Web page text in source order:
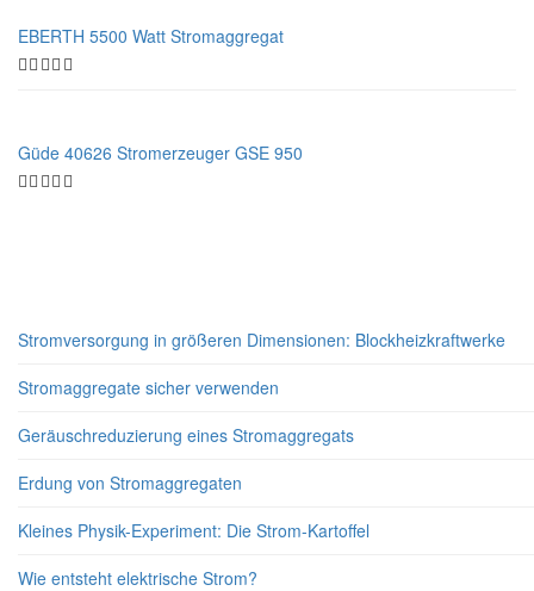
EBERTH 5500 Watt Stromaggregat
Güde 40626 Stromerzeuger GSE 950
Stromversorgung in größeren Dimensionen: Blockheizkraftwerke
Stromaggregate sicher verwenden
Geräuschreduzierung eines Stromaggregats
Erdung von Stromaggregaten
Kleines Physik-Experiment: Die Strom-Kartoffel
Wie entsteht elektrische Strom?